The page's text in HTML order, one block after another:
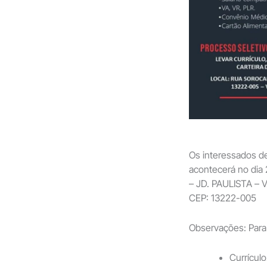
Os interessados
acontecerá no dia
– JD. PAULISTA –
CEP: 13222-005
Observações: